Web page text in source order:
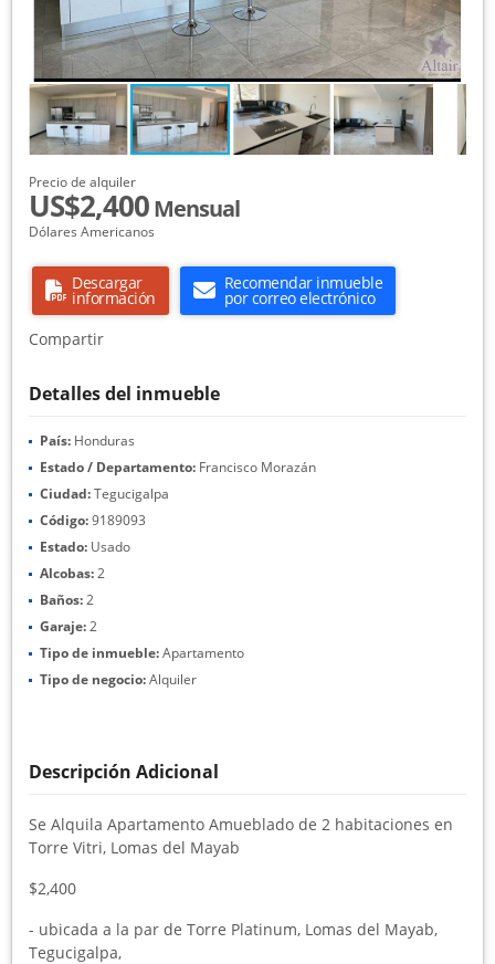
Precio de alquiler
US$2,400Mensual
Dólares Americanos
Descargar
información
Recomendar inmueble
por correo electrónico
Compartir
Detalles del inmueble
País: Honduras
Estado / Departamento: Francisco Morazán
Ciudad:Tegucigalpa
Código:9189093
Estado: Usado
Alcobas:2
Baños:2
Garaje:2
Tipo de inmueble:Apartamento
Tipo de negocio:Alquiler
Descripción Adicional
Se Alquila Apartamento Amueblado de 2 habitaciones en
Torre Vitri, Lomas del Mayab
$2,400
- ubicada a la par de Torre Platinum, Lomas del Mayab,
Tegucigalpa,